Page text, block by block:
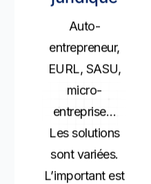
Auto-
entrepreneur,
EURL, SASU,
micro-
entreprise…
Les solutions
sont variées.
L’important est